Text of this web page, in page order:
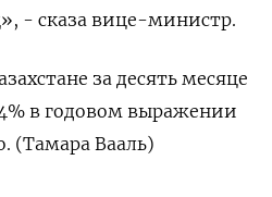
- сказа вице-министр.
за десять месяце
в годовом выражении
(Тамара Вааль)